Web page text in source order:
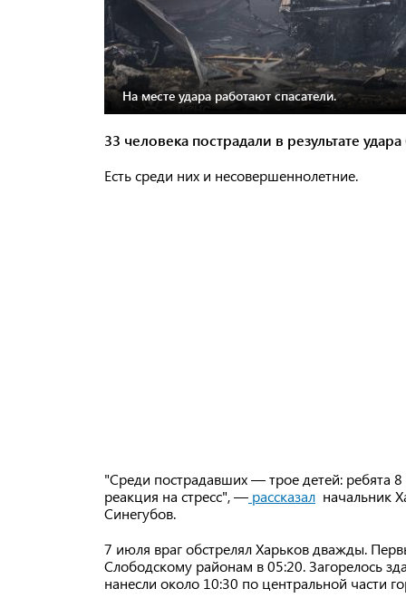
На месте удара работают спасатели.
33 человека пострадали в результате
Есть среди них и несовершеннолетние.
"Среди пострадавших — трое детей: ребята
реакция на стресс", — рассказал начальник
Синегубов.
7 июля враг обстрелял Харьков дважды.
Слободскому районам в 05:20. Загорелось
нанесли около 10:30 по центральной части